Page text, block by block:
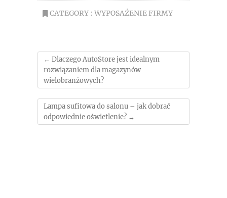
CATEGORY : WYPOSAŻENIE FIRMY
← Dlaczego AutoStore jest idealnym
rozwiązaniem dla magazynów
wielobranżowych?
Lampa sufitowa do salonu – jak dobrać
odpowiednie oświetlenie? →